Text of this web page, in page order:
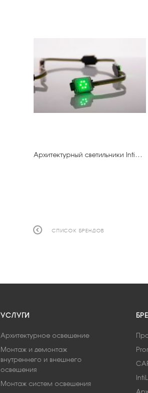
Архитектурный светильники IntiDOT-50.300 IMF6-0,3FC-120CL24
СПИСОК БРЕНДОВ
УСЛУГИ
Архитектурное освещение
Монтаж и демонтаж
внутреннего и внешнего
освещения
Монтаж систем освещения